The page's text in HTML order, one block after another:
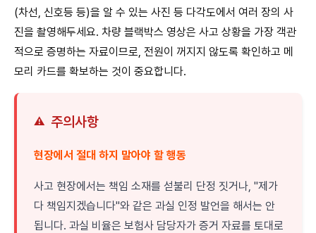
(차선, 신호등 등)을 알 수 있는 사진 등 다각도에서 여러 장의 사
진을 촬영해두세요. 차량 블랙박스 영상은 사고 상황을 가장 객관
적으로 증명하는 자료이므로, 전원이 꺼지지 않도록 확인하고 메
모리 카드를 확보하는 것이 중요합니다.
⚠️ 주의사항
현장에서 절대 하지 말아야 할 행동
사고 현장에서는 책임 소재를 섣불리 단정 짓거나, "제가
다 책임지겠습니다"와 같은 과실 인정 발언을 해서는 안
됩니다. 과실 비율은 보험사 담당자가 증거 자료를 토대로